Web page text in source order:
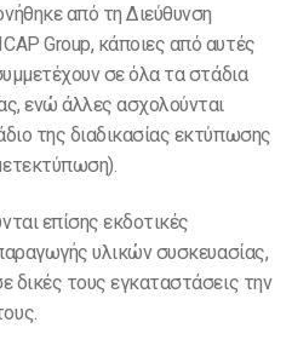
από τη Διεύθυνση
Group, κάποιες από αυτές
σε όλα τα στάδια
ενώ άλλες ασχολούνται
της διαδικασίας εκτύπωσης
επίσης εκδοτικές
υλικών συσκευασίας,
δικές τους εγκαταστάσεις την